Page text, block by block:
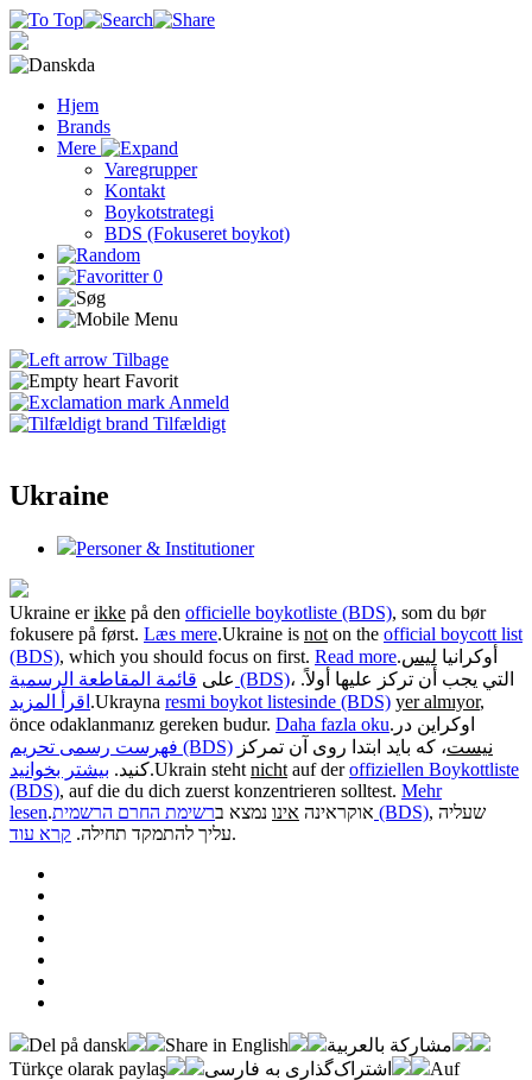
da
Hjem
Brands
Mere
Varegrupper
Kontakt
Boykotstrategi
BDS (Fokuseret boykot)
0
Tilbage
Favorit
Anmeld
Tilfældigt
Ukraine
Personer & Institutioner
Ukraine erikke på den officielle boykotliste (BDS), som du bør
fokusere på først. Læs mere.Ukraine is not on the official boycott list
(BDS), which you should focus on first. Read more. أوكرانيا ليس
على قائمة المقاطعة الرسمية (BDS) ، التي يجب أن تركز عليها أولاً.
اقرأ المزيد .Ukrayna resmi boykot listesinde (BDS) yer almıyor,
önce odaklanmanız gereken budur. Daha fazla oku. اوکراین در
فهرست رسمی تحریم (BDS)
نیست، که باید ابتدا روی آن تمرکز
کنید. بیشتر بخوانید .Ukrain steht nicht auf deroffiziellen Boykottliste
(BDS), auf die du dich zuerst konzentrieren solltest. Mehr
lesen. אוקראינה אינו נמצא ב רשימת החרם הרשמית (BDS), שעליה
עליך להתמקד תחילה. קרא עוד .
Del på dansk Share in English
مشاركة بالعربية
Türkçe olarak paylaş
اشتراک‌گذاری به فارسی
Auf